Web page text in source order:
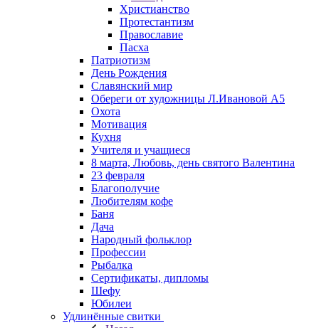
Христианство
Протестантизм
Православие
Пасха
Патриотизм
День Рождения
Славянский мир
Обереги от художницы Л.Ивановой А5
Охота
Мотивация
Кухня
Учителя и учащиеся
8 марта, Любовь, день святого Валентина
23 февраля
Благополучие
Любителям кофе
Баня
Дача
Народный фольклор
Профессии
Рыбалка
Сертификаты, дипломы
Шефу
Юбилеи
Удлинённые свитки